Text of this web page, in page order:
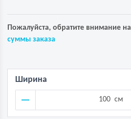
Пожалуйста, обратите внимание на
суммы заказа
Ширина
см